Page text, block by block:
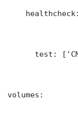
    healthcheck:
test:
volumes: